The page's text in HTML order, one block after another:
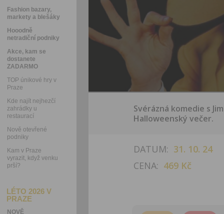
Fashion bazary,
markety a blešáky
Hooodně
netradiční podniky
Akce, kam se
dostanete
ZADARMO
TOP únikové hry v
Praze
Kde najít nejhezčí
zahrádky u
restaurací
Nově otevřené
podniky
Kam v Praze
vyrazit, když venku
prší?
LÉTO 2026 V
PRAZE
NOVĚ
Svérázná komedie s
Halloweenský večer.
DATUM: 31. 10. 24
CENA: 469 Kč